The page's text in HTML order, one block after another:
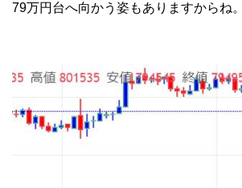
79万円台へ向かう姿もありますからね。